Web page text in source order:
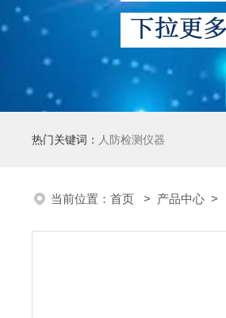
热门关键词： 人防检测仪器
当前位置： 首页 > 产品中心 >